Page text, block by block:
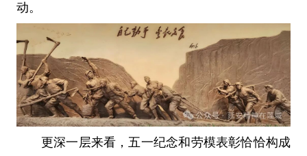
动。
更深一层来看，五一纪念和劳模表彰恰恰构成